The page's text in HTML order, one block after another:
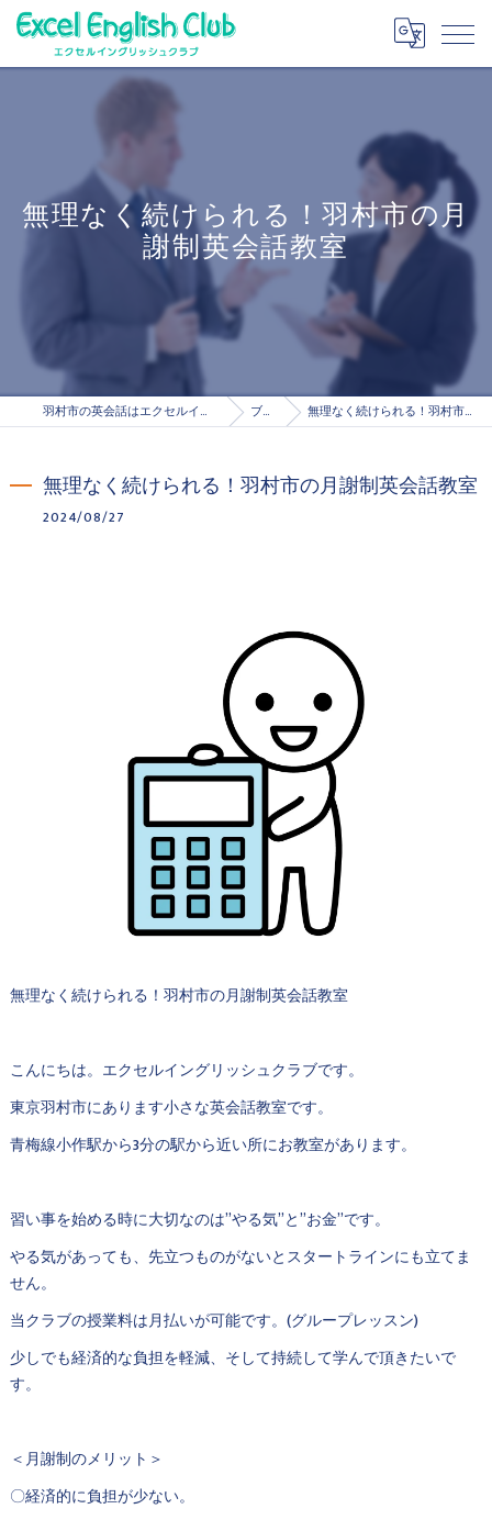
無理なく続けられる！羽村市の月
謝制英会話教室
羽村市の英会話はエクセルイングリッシュクラブ ブログ 無理なく続けられる！羽村市の月謝制英会話教室
無理なく続けられる！羽村市の月謝制英会話教室
2024/08/27
無理なく続けられる！羽村市の月謝制英会話教室
こんにちは。エクセルイングリッシュクラブです。
東京羽村市にあります小さな英会話教室です。
青梅線小作駅から3分の駅から近い所にお教室があります。
習い事を始める時に大切なのは”やる気”と”お金”です。
やる気があっても、先立つものがないとスタートラインにも立てま
せん。
当クラブの授業料は月払いが可能です。(グループレッスン)
少しでも経済的な負担を軽減、そして持続して学んで頂きたいで
す。
＜月謝制のメリット＞
〇経済的に負担が少ない。